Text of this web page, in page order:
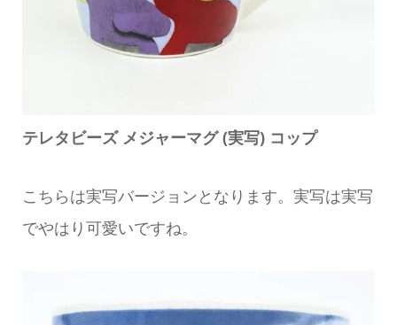
テレタビーズ メジャーマグ (実写) コップ
こちらは実写バージョンとなります。実写は実写
でやはり可愛いですね。